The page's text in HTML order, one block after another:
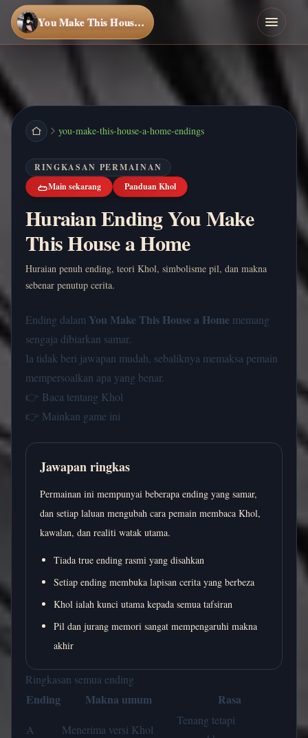
You Make This House a Home
you-make-this-house-a-home-endings
RINGKASAN PERMAINAN
Main sekarang
Panduan Khol
Huraian Ending You Make
This House a Home
Huraian penuh ending, teori Khol, simbolisme pil, dan makna
sebenar penutup cerita.
Ending dalam You Make This House a Home memang
sengaja dibiarkan samar.
Ia tidak beri jawapan mudah, sebaliknya memaksa pemain
mempersoalkan apa yang benar.
👉 Baca tentang Khol
👉 Mainkan game ini
Jawapan ringkas
Permainan ini mempunyai beberapa ending yang samar,
dan setiap laluan mengubah cara pemain membaca Khol,
kawalan, dan realiti watak utama.
Tiada true ending rasmi yang disahkan
Setiap ending membuka lapisan cerita yang berbeza
Khol ialah kunci utama kepada semua tafsiran
Pil dan jurang memori sangat mempengaruhi makna
akhir
Ringkasan semua ending
Ending Makna umum Rasa
A Menerima versi Khol
Tenang tetapi